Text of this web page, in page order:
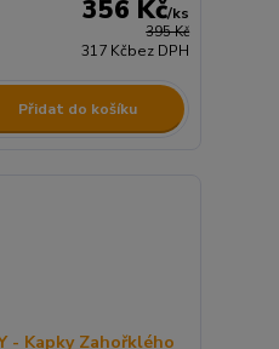
395 Kč
356 Kč/ks
317 Kčbez DPH
Přidat do košíku